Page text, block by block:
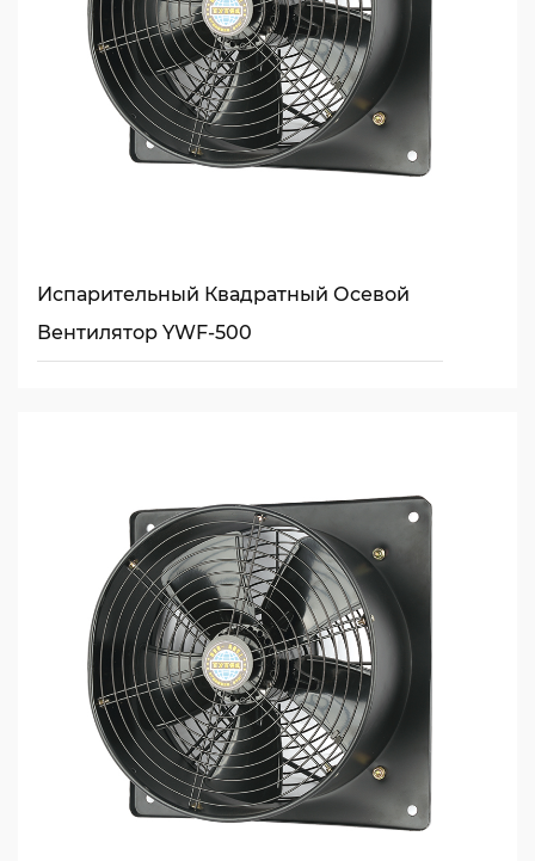
Испарительный Квадратный Осевой
Вентилятор YWF-500